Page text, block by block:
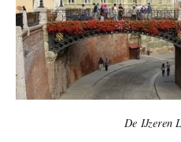
De IJzeren